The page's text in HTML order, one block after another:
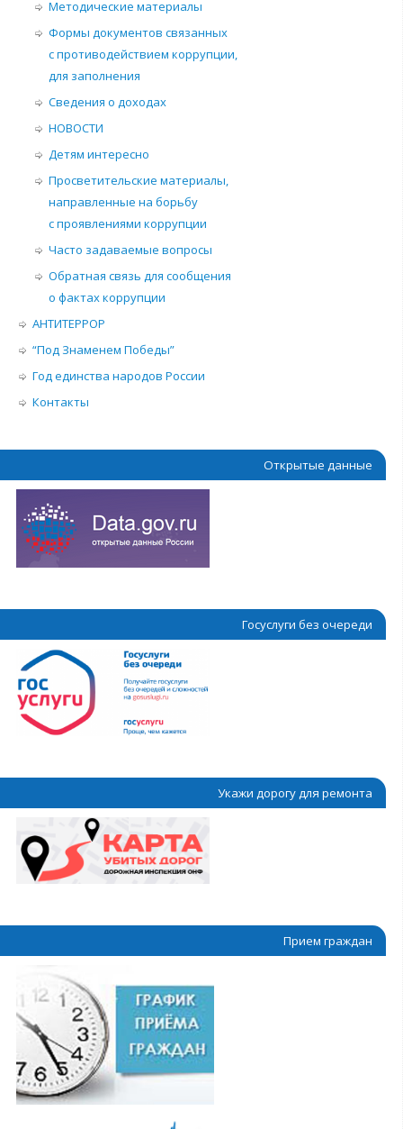
Методические материалы
Формы документов связанных
с противодействием коррупции,
для заполнения
Сведения о доходах
НОВОСТИ
Детям интересно
Просветительские материалы,
направленные на борьбу
с проявлениями коррупции
Часто задаваемые вопросы
Обратная связь для сообщения
о фактах коррупции
АНТИТЕРРОР
“Под Знаменем Победы”
Год единства народов России
Контакты
Открытые данные
Госуслуги без очереди
Укажи дорогу для ремонта
Прием граждан